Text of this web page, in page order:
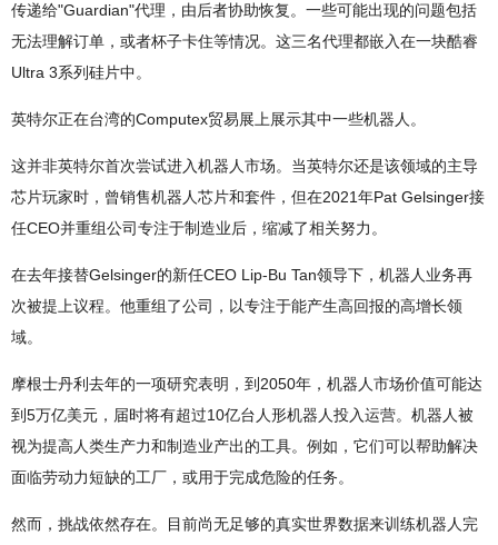
传递给"Guardian"代理，由后者协助恢复。一些可能出现的问题包括
无法理解订单，或者杯子卡住等情况。这三名代理都嵌入在一块酷睿
Ultra 3系列硅片中。
英特尔正在台湾的Computex贸易展上展示其中一些机器人。
这并非英特尔首次尝试进入机器人市场。当英特尔还是该领域的主导
芯片玩家时，曾销售机器人芯片和套件，但在2021年Pat Gelsinger接
任CEO并重组公司专注于制造业后，缩减了相关努力。
在去年接替Gelsinger的新任CEO Lip-Bu Tan领导下，机器人业务再
次被提上议程。他重组了公司，以专注于能产生高回报的高增长领
域。
摩根士丹利去年的一项研究表明，到2050年，机器人市场价值可能达
到5万亿美元，届时将有超过10亿台人形机器人投入运营。机器人被
视为提高人类生产力和制造业产出的工具。例如，它们可以帮助解决
面临劳动力短缺的工厂，或用于完成危险的任务。
然而，挑战依然存在。目前尚无足够的真实世界数据来训练机器人完